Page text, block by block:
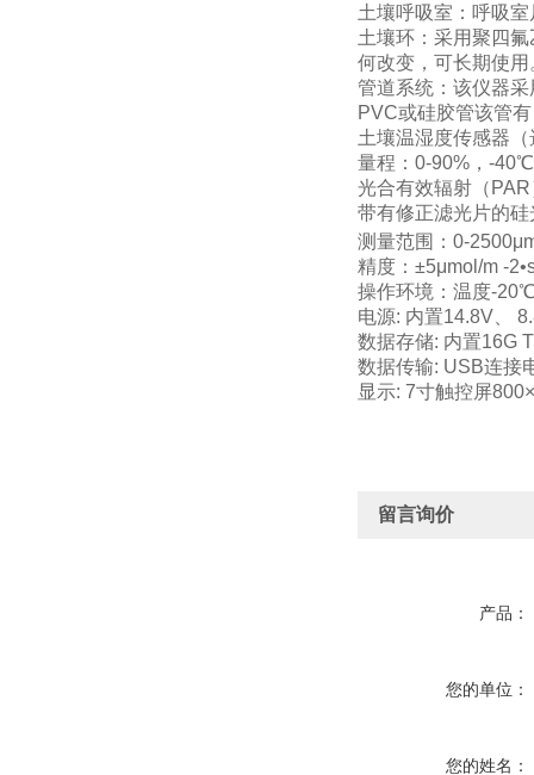
土壤呼吸室：呼吸
土壤环：采用聚四
何改变，可长期使用
管道系统：该仪器
PVC或硅胶管该管
土壤温湿度传感器
量程：0-90%，-
光合有效辐射（
带有修正滤光片的硅
测量范围：0-
精度：±5μmol/m -
操作环境：温度-
电源: 内置14.8V、
数据存储: 内置16G
数据传输: USB连接
显示: 7寸触控屏
留言询价
产品：
您的单位：
您的姓名：